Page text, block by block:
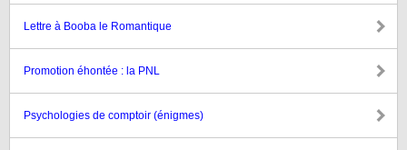
Lettre à Booba le Romantique
Promotion éhontée : la PNL
Psychologies de comptoir (énigmes)